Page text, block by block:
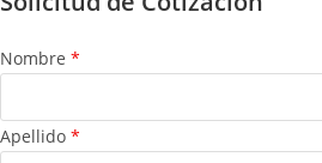
Nombre *
Apellido *